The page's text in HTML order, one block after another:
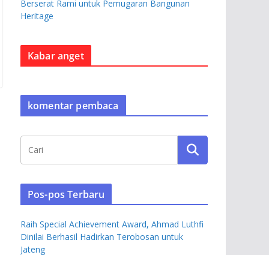
Berserat Rami untuk Pemugaran Bangunan
Heritage
Kabar anget
komentar pembaca
Pos-pos Terbaru
Raih Special Achievement Award, Ahmad Luthfi
Dinilai Berhasil Hadirkan Terobosan untuk
Jateng